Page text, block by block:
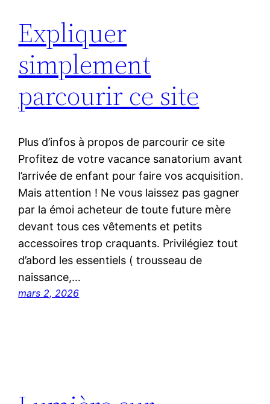
Expliquer
simplement
parcourir ce site
Plus d’infos à propos de parcourir ce site
Profitez de votre vacance sanatorium avant
l’arrivée de enfant pour faire vos acquisition.
Mais attention ! Ne vous laissez pas gagner
par la émoi acheteur de toute future mère
devant tous ces vêtements et petits
accessoires trop craquants. Privilégiez tout
d’abord les essentiels ( trousseau de
naissance,…
mars 2, 2026